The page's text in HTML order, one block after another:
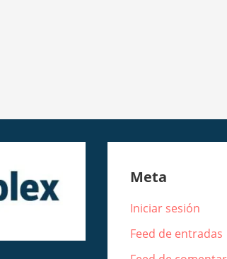
Meta
Iniciar sesión
Feed de entradas